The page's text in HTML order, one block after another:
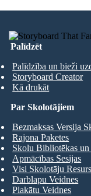
Palīdzēt
Palīdzība un bieži
Storyboard Creator
Kā drukāt
Par Skolotājiem
Bezmaksas Versija
Rajona Paketes
Skolu Bibliotēkas
Apmācības Sesijas
Visi Skolotāju
Darblapu Veidnes
Plakātu Veidnes